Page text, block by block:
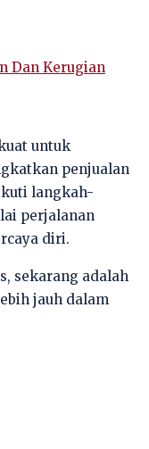
Dan Kerugian
untuk
penjualan
langkah-
perjalanan
diri.
sekarang adalah
jauh dalam